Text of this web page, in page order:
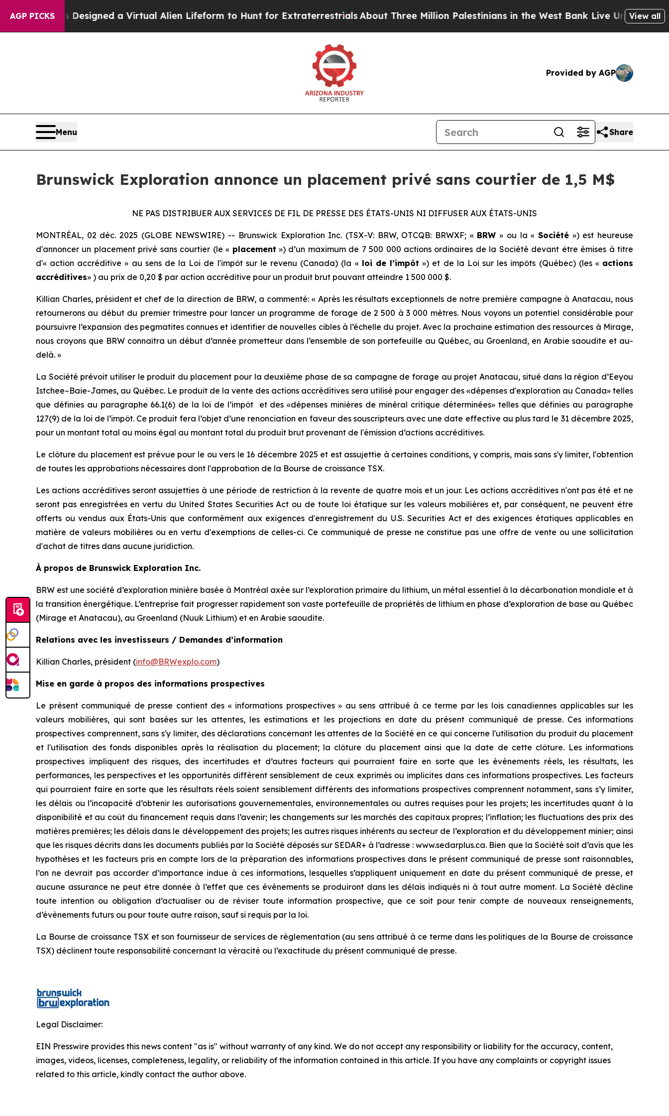
AGP PICKSDesigned a Virtual Alien Lifeform to Hunt for ExtraterrestrialsAbout Three Million Palestinians in the West Bank Live Under IsraeliView all
Provided by AGP
Menu Share
Brunswick Exploration annonce un placement privé sans courtier de 1,5 M$
NE PAS DISTRIBUER AUX SERVICES DE FIL DE PRESSE DES ÉTATS-UNIS NI DIFFUSER AUX ÉTATS-UNIS
MONTRÉAL, 02 déc. 2025 (GLOBE NEWSWIRE) -- Brunswick Exploration Inc. (TSX-V: BRW, OTCQB: BRWXF; « BRW » ou la « Société») est heureuse
d'annoncer un placement privé sans courtier (le « placement ») d’un maximum de 7 500 000 actions ordinaires de la Société devant être émises à titre
d'« action accréditive » au sens de la Loi de l'impôt sur le revenu (Canada) (la « loi de l’impôt ») et de la Loi sur les impôts (Québec) (les « actions
accréditives» ) au prix de 0,20 $ par action accréditive pour un produit brut pouvant atteindre 1 500 000 $.
Killian Charles, président et chef de la direction de BRW, a commenté: « Après les résultats exceptionnels de notre première campagne à Anatacau, nous
retournerons au début du premier trimestre pour lancer un programme de forage de 2 500 à 3 000 mètres. Nous voyons un potentiel considérable pour
poursuivre l’expansion des pegmatites connues et identifier de nouvelles cibles à l’échelle du projet. Avec la prochaine estimation des ressources à Mirage,
nous croyons que BRW connaîtra un début d’année prometteur dans l’ensemble de son portefeuille au Québec, au Groenland, en Arabie saoudite et au-
delà. »
La Société prévoit utiliser le produit du placement pour la deuxième phase de sa campagne de forage au projet Anatacau, situé dans la région d’Eeyou
Istchee–Baie-James, au Québec. Le produit de la vente des actions accréditives sera utilisé pour engager des «dépenses d'exploration au Canada» telles
que définies au paragraphe 66.1(6) de la loi de l’impôt et des «dépenses minières de minéral critique déterminées» telles que définies au paragraphe
127(9) de la loi de l’impôt. Ce produit fera l’objet d’une renonciation en faveur des souscripteurs avec une date effective au plus tard le 31 décembre 2025,
pour un montant total au moins égal au montant total du produit brut provenant de l'émission d’actions accréditives.
Le clôture du placement est prévue pour le ou vers le 16 décembre 2025 et est assujettie à certaines conditions, y compris, mais sans s'y limiter, l'obtention
de toutes les approbations nécessaires dont l'approbation de la Bourse de croissance TSX.
Les actions accréditives seront assujetties à une période de restriction à la revente de quatre mois et un jour. Les actions accréditives n'ont pas été et ne
seront pas enregistrées en vertu du United States Securities Act ou de toute loi étatique sur les valeurs mobilières et, par conséquent, ne peuvent être
offerts ou vendus aux États-Unis que conformément aux exigences d'enregistrement du U.S. Securities Actet des exigences étatiques applicables en
matière de valeurs mobilières ou en vertu d'exemptions de celles-ci. Ce communiqué de presse ne constitue pas une offre de vente ou une sollicitation
d'achat de titres dans aucune juridiction.
À propos de Brunswick Exploration Inc.
BRW est une société d’exploration minière basée à Montréal axée sur l’exploration primaire du lithium, un métal essentiel à la décarbonation mondiale et à
la transition énergétique. L’entreprise fait progresser rapidement son vaste portefeuille de propriétés de lithium en phase d’exploration de base au Québec
(Mirage et Anatacau), au Groenland (Nuuk Lithium) et en Arabie saoudite.
Relations avec les investisseurs / Demandes d’information
Killian Charles, président (info@BRWexplo.com)
Mise en garde à propos des informations prospectives
Le présent communiqué de presse contient des « informations prospectives » au sens attribué à ce terme par les lois canadiennes applicables sur les
valeurs mobilières, qui sont basées sur les attentes, les estimations et les projections en date du présent communiqué de presse. Ces informations
prospectives comprennent, sans s'y limiter, des déclarations concernant les attentes de la Société en ce qui concerne l'utilisation du produit du placement
et l'utilisation des fonds disponibles après la réalisation du placement; la clôture du placement ainsi que la date de cette clôture. Les informations
prospectives impliquent des risques, des incertitudes et d’autres facteurs qui pourraient faire en sorte que les évènements réels, les résultats, les
performances, les perspectives et les opportunités diffèrent sensiblement de ceux exprimés ou implicites dans ces informations prospectives. Les facteurs
qui pourraient faire en sorte que les résultats réels soient sensiblement différents des informations prospectives comprennent notamment, sans s’y limiter,
les délais ou l’incapacité d’obtenir les autorisations gouvernementales, environnementales ou autres requises pour les projets; les incertitudes quant à la
disponibilité et au coût du financement requis dans l’avenir; les changements sur les marchés des capitaux propres; l’inflation; les fluctuations des prix des
matières premières; les délais dans le développement des projets; les autres risques inhérents au secteur de l’exploration et du développement minier; ainsi
que les risques décrits dans les documents publiés par la Société déposés sur SEDAR+ à l’adresse : www.sedarplus.ca. Bien que la Société soit d’avis que les
hypothèses et les facteurs pris en compte lors de la préparation des informations prospectives dans le présent communiqué de presse sont raisonnables,
l’on ne devrait pas accorder d’importance indue à ces informations, lesquelles s’appliquent uniquement en date du présent communiqué de presse, et
aucune assurance ne peut être donnée à l’effet que ces évènements se produiront dans les délais indiqués ni à tout autre moment. La Société décline
toute intention ou obligation d’actualiser ou de réviser toute information prospective, que ce soit pour tenir compte de nouveaux renseignements,
d’évènements futurs ou pour toute autre raison, sauf si requis par la loi.
La Bourse de croissance TSX et son fournisseur de services de règlementation (au sens attribué à ce terme dans les politiques de la Bourse de croissance
TSX) déclinent toute responsabilité concernant la véracité ou l’exactitude du présent communiqué de presse.
Legal Disclaimer:
EIN Presswire provides this news content "as is" without warranty of any kind. We do not accept any responsibility or liability for the accuracy, content,
images, videos, licenses, completeness, legality, or reliability of the information contained in this article. If you have any complaints or copyright issues
related to this article, kindly contact the author above.